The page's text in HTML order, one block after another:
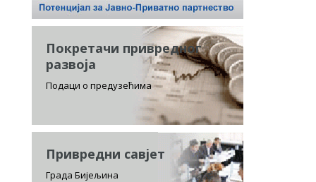
Покретачи привредног
развоја
Подаци о предузећима
Привредни савјет
Града Бијељина